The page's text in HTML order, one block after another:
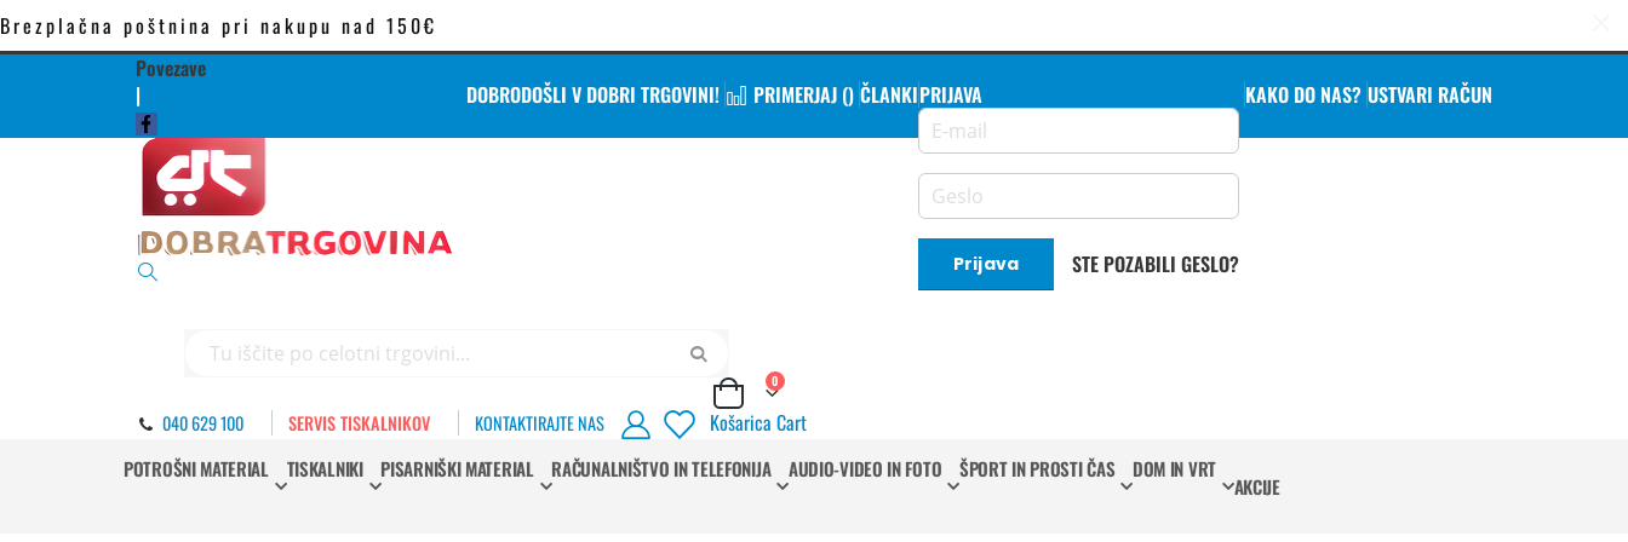
Brezplačna poštnina pri nakupu nad 150€
Povezave
DOBRODOŠLI V DOBRI TRGOVINI!
PRIMERJAJ () ČLANKIPRIJAVA
Prijava STE POZABILI GESLO?
KAKO DO NAS? USTVARI RAČUN
|
040 629 100 SERVIS TISKALNIKOV KONTAKTIRAJTE NAS
Cart
0izdelki
Košarica Cart
POTROŠNI MATERIAL TISKALNIKI PISARNIŠKI MATERIAL RAČUNALNIŠTVO IN TELEFONIJA AUDIO-VIDEO IN FOTO ŠPORT IN PROSTI ČAS DOM IN VRT
AKCIJE